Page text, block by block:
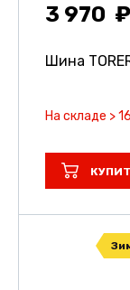
3 970
Шина
На складе >